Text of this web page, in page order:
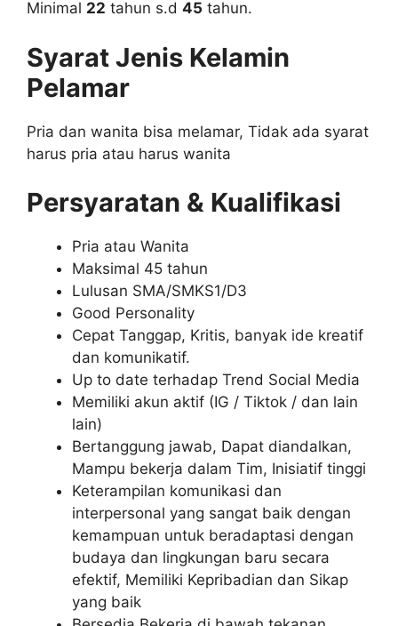
Minimal 22 tahun s.d 45 tahun.
Syarat Jenis Kelamin
Pelamar
Pria dan wanita bisa melamar, Tidak ada syarat
harus pria atau harus wanita
Persyaratan & Kualifikasi
Pria atau Wanita
Maksimal 45 tahun
Lulusan SMA/SMKS1/D3
Good Personality
Cepat Tanggap, Kritis, banyak ide kreatif
dan komunikatif.
Up to date terhadap Trend Social Media
Memiliki akun aktif (IG / Tiktok / dan lain
lain)
Bertanggung jawab, Dapat diandalkan,
Mampu bekerja dalam Tim, Inisiatif tinggi
Keterampilan komunikasi dan
interpersonal yang sangat baik dengan
kemampuan untuk beradaptasi dengan
budaya dan lingkungan baru secara
efektif, Memiliki Kepribadian dan Sikap
yang baik